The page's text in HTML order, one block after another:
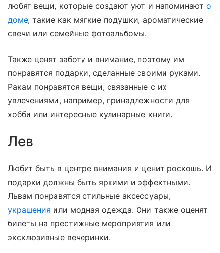
любят вещи, которые создают уют и напоминаюто
доме, такие как мягкие подушки, ароматические
свечи или семейные фотоальбомы.
Также ценят заботу и внимание, поэтому им
понравятся подарки, сделанные своими руками.
Ракам понравятся вещи, связанные с их
увлечениями, например, принадлежности для
хобби или интересные кулинарные книги.
Лев
Любит быть в центре внимания и ценит роскошь. И
подарки должны быть яркими и эффектными.
Львам понравятся стильные аксессуары,
украшения или модная одежда. Они также оценят
билеты на престижные мероприятия или
эксклюзивные вечеринки.